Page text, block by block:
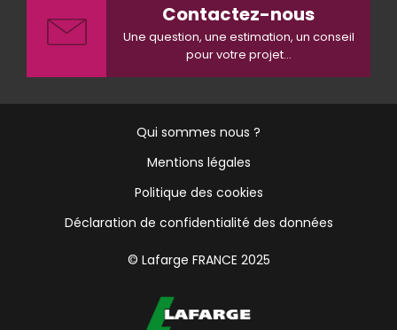
Contactez-nous
Une question, une estimation, un conseil
pour votre projet...
Qui sommes nous ?
Mentions légales
Politique des cookies
Déclaration de confidentialité des données
© Lafarge FRANCE 2025